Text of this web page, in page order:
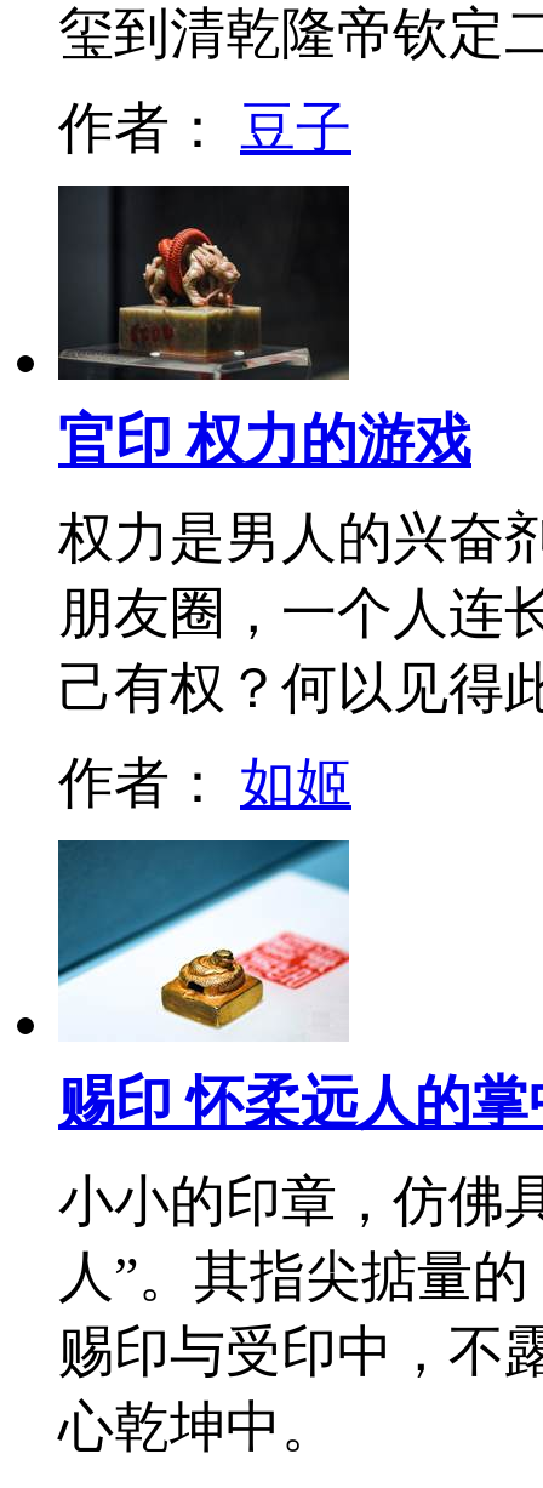
玺到清乾隆帝钦定
作者： 豆子
官印 权力的游戏
权力是男人的兴奋
朋友圈，一个人连
己有权？何以见
作者： 如姬
赐印 怀柔远人的
小小的印章，仿佛
人”。其指尖掂量
赐印与受印中，不
心乾坤中。